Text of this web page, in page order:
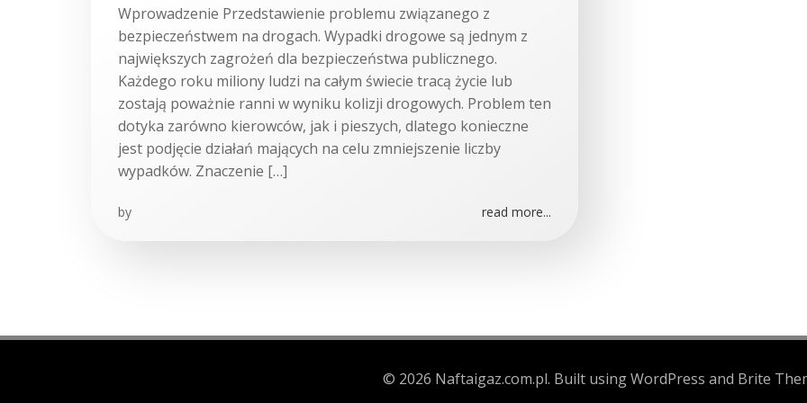
Wprowadzenie Przedstawienie problemu związanego z
bezpieczeństwem na drogach. Wypadki drogowe są jednym z
największych zagrożeń dla bezpieczeństwa publicznego.
Każdego roku miliony ludzi na całym świecie tracą życie lub
zostają poważnie ranni w wyniku kolizji drogowych. Problem ten
dotyka zarówno kierowców, jak i pieszych, dlatego konieczne
jest podjęcie działań mających na celu zmniejszenie liczby
wypadków. Znaczenie […]
by read more...
© 2026 Naftaigaz.com.pl. Built using WordPress and Brite